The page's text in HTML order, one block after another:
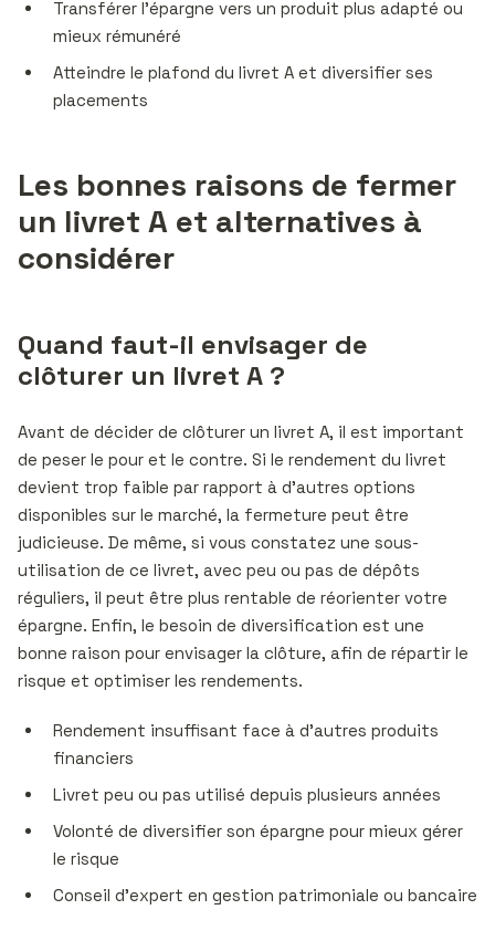
Transférer l’épargne vers un produit plus adapté ou
mieux rémunéré
Atteindre le plafond du livret A et diversifier ses
placements
Les bonnes raisons de fermer
un livret A et alternatives à
considérer
Quand faut-il envisager de
clôturer un livret A ?
Avant de décider de clôturer un livret A, il est important
de peser le pour et le contre. Si le rendement du livret
devient trop faible par rapport à d’autres options
disponibles sur le marché, la fermeture peut être
judicieuse. De même, si vous constatez une sous-
utilisation de ce livret, avec peu ou pas de dépôts
réguliers, il peut être plus rentable de réorienter votre
épargne. Enfin, le besoin de diversification est une
bonne raison pour envisager la clôture, afin de répartir le
risque et optimiser les rendements.
Rendement insuffisant face à d’autres produits
financiers
Livret peu ou pas utilisé depuis plusieurs années
Volonté de diversifier son épargne pour mieux gérer
le risque
Conseil d’expert en gestion patrimoniale ou bancaire